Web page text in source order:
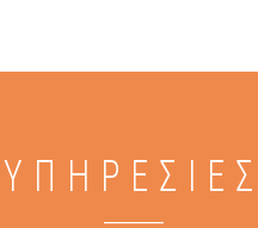
ΥΠΗΡΕΣΙΕΣ